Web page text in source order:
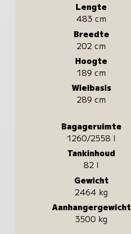
Lengte
483 cm
Breedte
202 cm
Hoogte
189 cm
Wielbasis
289 cm
Bagageruimte
1260/2558 l
Tankinhoud
82 l
Gewicht
2464 kg
Aanhangergewicht
3500 kg